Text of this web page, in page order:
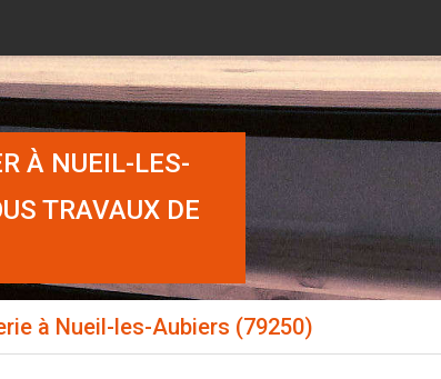
À NUEIL-LES-
TRAVAUX DE
à Nueil-les-Aubiers (79250)